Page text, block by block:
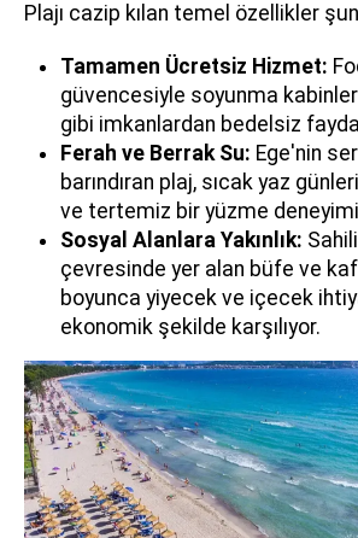
Plajı cazip kılan temel özellikler
Tamamen Ücretsiz Hizmet:
güvencesiyle soyunma
gibi imkanlardan bedelsiz
Ferah ve Berrak Su: Ege'nin
barındıran plaj, sıcak yaz
ve tertemiz bir yüzme
Sosyal Alanlara Yakınlık:
çevresinde yer alan büfe ve
boyunca yiyecek ve içecek
ekonomik şekilde karşılıyor.